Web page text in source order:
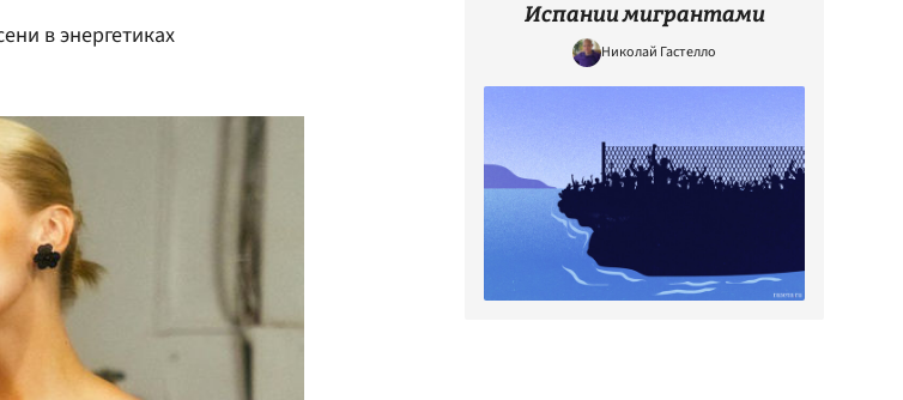
в энергетиках
Испании мигрантами
Николай Гастелло